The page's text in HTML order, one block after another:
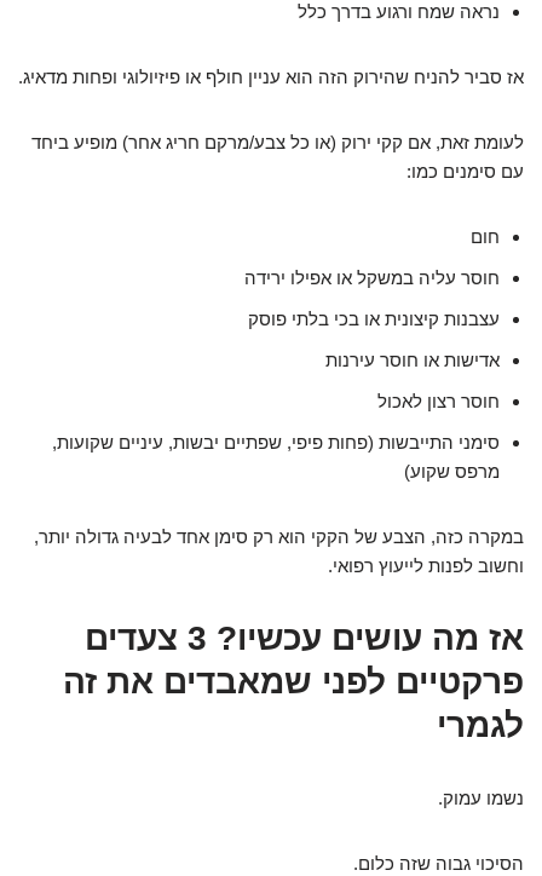
נראה שמח ורגוע בדרך כלל
אז סביר להניח שהירוק הזה הוא עניין חולף או פיזיולוגי ופחות מדאיג.
לעומת זאת, אם קקי ירוק (או כל צבע/מרקם חריג אחר) מופיע ביחד
עם סימנים כמו:
חום
חוסר עליה במשקל או אפילו ירידה
עצבנות קיצונית או בכי בלתי פוסק
אדישות או חוסר עירנות
חוסר רצון לאכול
סימני התייבשות (פחות פיפי, שפתיים יבשות, עיניים שקועות,
מרפס שקוע)
במקרה כזה, הצבע של הקקי הוא רק סימן אחד לבעיה גדולה יותר,
וחשוב לפנות לייעוץ רפואי.
אז מה עושים עכשיו? 3 צעדים
פרקטיים לפני שמאבדים את זה
לגמרי
נשמו עמוק.
הסיכוי גבוה שזה כלום.